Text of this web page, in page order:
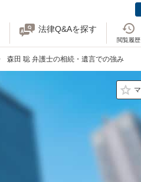
法律Q&Aを探す
閲覧履歴
森田 聡 弁護士の相続・遺言での強み